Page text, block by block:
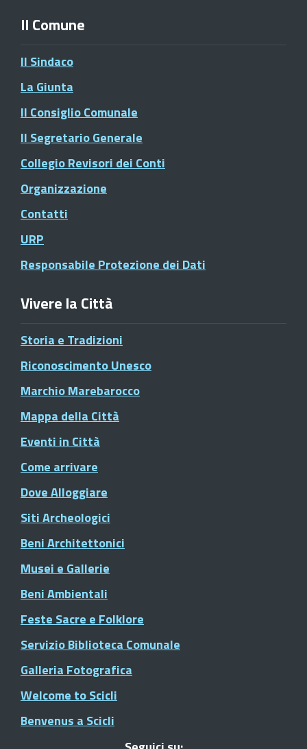
Il Comune
Il Sindaco
La Giunta
Il Consiglio Comunale
Il Segretario Generale
Collegio Revisori dei Conti
Organizzazione
Contatti
URP
Responsabile Protezione dei Dati
Vivere la Città
Storia e Tradizioni
Riconoscimento Unesco
Marchio Marebarocco
Mappa della Città
Eventi in Città
Come arrivare
Dove Alloggiare
Siti Archeologici
Beni Architettonici
Musei e Gallerie
Beni Ambientali
Feste Sacre e Folklore
Servizio Biblioteca Comunale
Galleria Fotografica
Welcome to Scicli
Benvenus a Scicli